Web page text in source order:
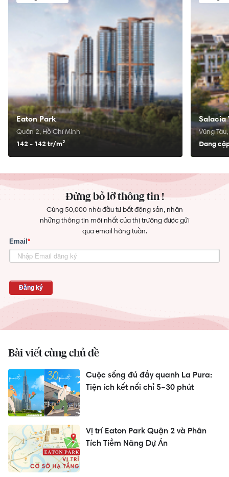
Bài viết cùng chủ đề
Cuộc sống đủ đầy quanh La Pura:
Tiện ích kết nối chỉ 5–30 phút
Vị trí Eaton Park Quận 2 và Phân
Tích Tiềm Năng Dự Án
Eaton Park
Quận 2, Hồ Chí Minh
142 - 142 tr/m²
Salacia
Vũng
Đang
Đừng bỏ lỡ thông tin !
Cùng 50,000 nhà đầu tư bất động sản, nhận
những thông tin mới nhất của thị trường được gửi
qua email hàng tuần.